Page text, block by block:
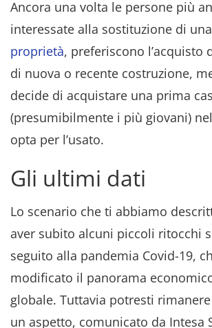
Ancora una volta le persone più
interessate alla sostituzione di una
proprietà, preferiscono l’acquisto
di nuova o recente costruzione,
decide di acquistare una prima
(presumibilmente i più giovani)
opta per l’usato.
Gli ultimi dati
Lo scenario che ti abbiamo
aver subito alcuni piccoli ritocchi
seguito alla pandemia Covid-19,
modificato il panorama
globale. Tuttavia potresti
un aspetto, comunicato da Intesa